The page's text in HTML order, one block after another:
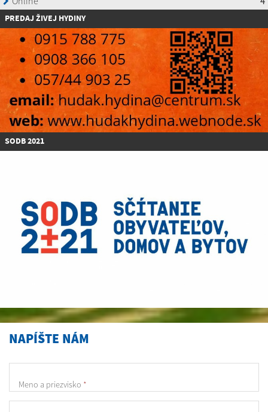
PREDAJ ŽIVEJ HYDINY
SODB 2021
NAPÍŠTE NÁM
Meno a priezvisko *